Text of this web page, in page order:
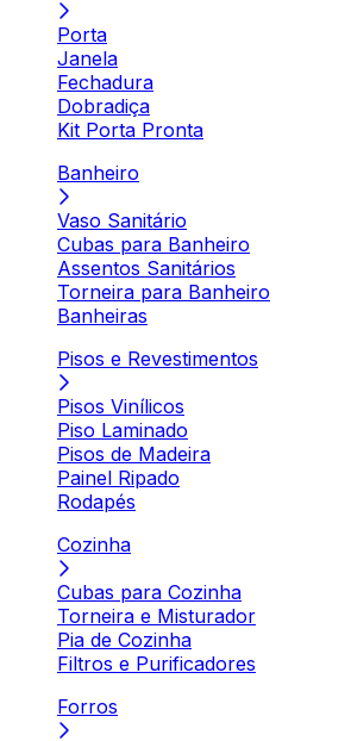
Porta
Janela
Fechadura
Dobradiça
Kit Porta Pronta
Banheiro
Vaso Sanitário
Cubas para Banheiro
Assentos Sanitários
Torneira para Banheiro
Banheiras
Pisos e Revestimentos
Pisos Vinílicos
Piso Laminado
Pisos de Madeira
Painel Ripado
Rodapés
Cozinha
Cubas para Cozinha
Torneira e Misturador
Pia de Cozinha
Filtros e Purificadores
Forros